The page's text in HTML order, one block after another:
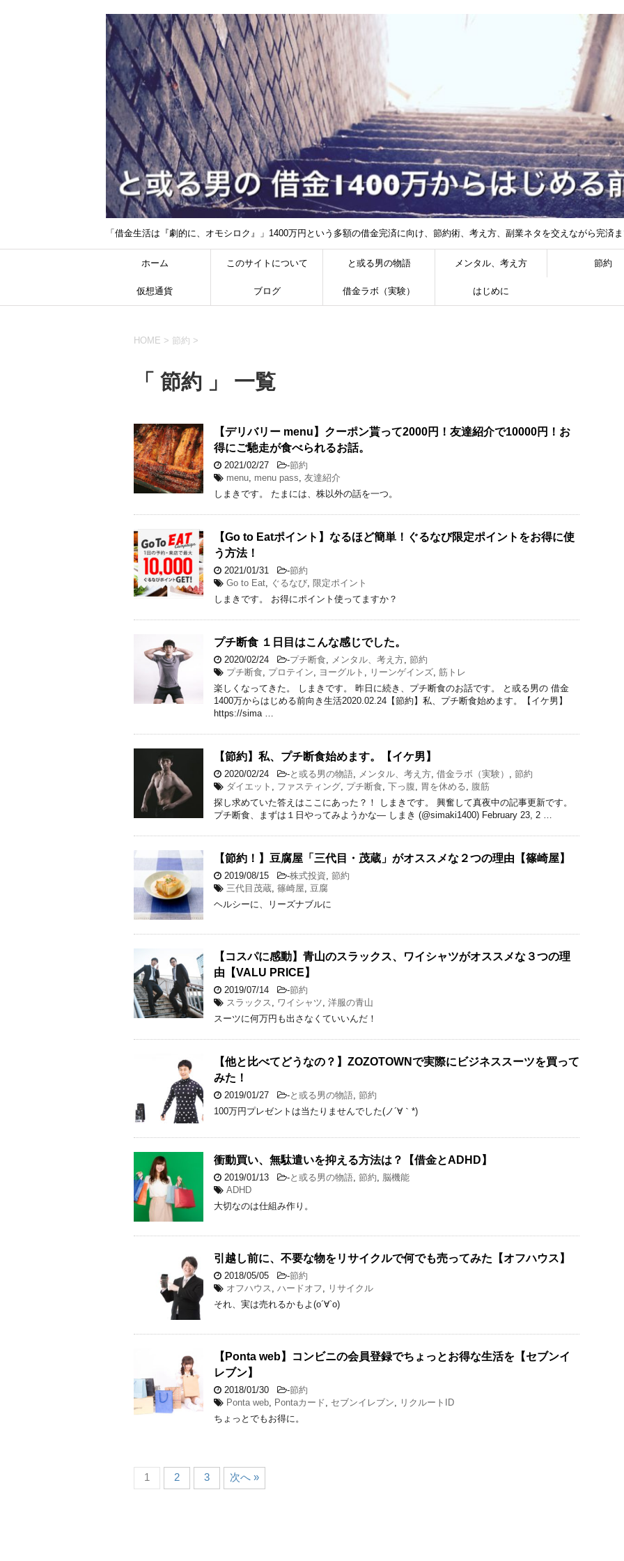
「借金生活は『劇的に、オモシロク』」1400万円という多額の借金完済に向け、節約術、考え方、副業ネタを交えながら完済
ホーム このサイトについて と或る男の物語 メンタル、考え方 節約
仮想通貨 ブログ 借金ラボ（実験） はじめに
HOME > 節約 >
「 節約 」 一覧
【デリバリー menu】クーポン貰って2000円！友達紹介で10000円！お
得にご馳走が食べられるお話。
2021/02/27 -節約
menu, menu pass, 友達紹介
しまきです。 たまには、株以外の話を一つ。
【Go to Eatポイント】なるほど簡単！ぐるなび限定ポイントをお得に使
う方法！
2021/01/31 -節約
Go to Eat, ぐるなび, 限定ポイント
しまきです。 お得にポイント使ってますか？
プチ断食 １日目はこんな感じでした。
2020/02/24 -プチ断食, メンタル、考え方, 節約
プチ断食, プロテイン, ヨーグルト , リーンゲインズ, 筋トレ
楽しくなってきた。 しまきです。 昨日に続き、プチ断食のお話です。 と或る男の 借金
1400万からはじめる前向き生活2020.02.24【節約】私、プチ断食始めます。【イケ男】
https://sima …
【節約】私、プチ断食始めます。【イケ男】
2020/02/24 -と或る男の物語, メンタル、考え方, 借金ラボ（実験） , 節約
ダイエット , ファスティング, プチ断食, 下っ腹, 胃を休める, 腹筋
探し求めていた答えはここにあった？！ しまきです。 興奮して真夜中の記事更新です。
プチ断食、まずは１日やってみようかな— しまき (@simaki1400) February 23, 2 …
【節約！】豆腐屋「三代目・茂蔵」がオススメな２つの理由【篠崎屋】
2019/08/15 -株式投資, 節約
三代目茂蔵, 篠崎屋, 豆腐
ヘルシーに、リーズナブルに
【コスパに感動】青山のスラックス、ワイシャツがオススメな３つの理
由【VALU PRICE】
2019/07/14 -節約
スラックス , ワイシャツ, 洋服の青山
スーツに何万円も出さなくていいんだ！
【他と比べてどうなの？】ZOZOTOWNで実際にビジネススーツを買って
みた！
2019/01/27 -と或る男の物語, 節約
100万円プレゼントは当たりませんでした(ノ´∀｀*)
衝動買い、無駄遣いを抑える方法は？【借金とADHD】
2019/01/13 -と或る男の物語, 節約, 脳機能
ADHD
大切なのは仕組み作り。
引越し前に、不要な物をリサイクルで何でも売ってみた【オフハウス】
2018/05/05 -節約
オフハウス , ハードオフ, リサイクル
それ、実は売れるかもよ(о´∀`о)
【Ponta web】コンビニの会員登録でちょっとお得な生活を【セブンイ
レブン】
2018/01/30 -節約
Ponta web, Pontaカード, セブンイレブン, リクルートID
ちょっとでもお得に。
1 2 3 次へ »